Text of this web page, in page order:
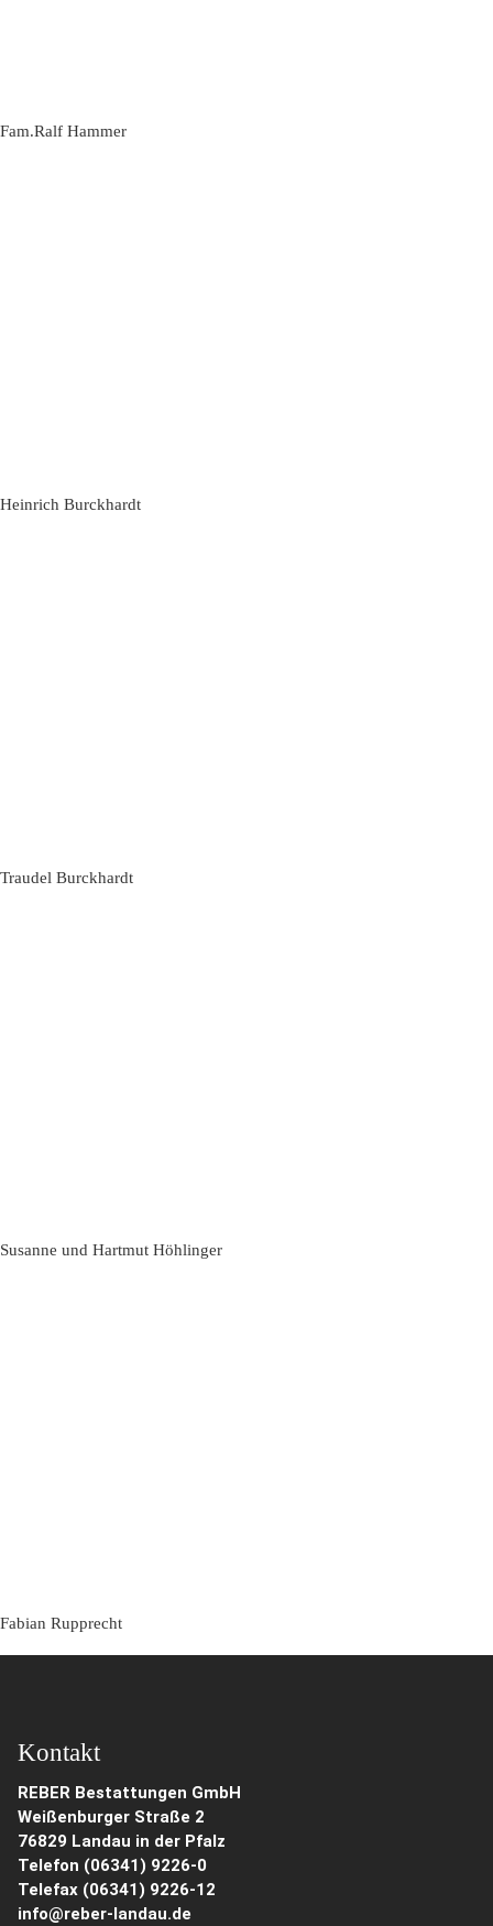
Fam.Ralf Hammer
Heinrich Burckhardt
Traudel Burckhardt
Susanne und Hartmut Höhlinger
Fabian Rupprecht
Kontakt
REBER Bestattungen GmbH
Weißenburger Straße 2
76829 Landau in der Pfalz
Telefon (06341) 9226-0
Telefax (06341) 9226-12
info@reber-landau.de